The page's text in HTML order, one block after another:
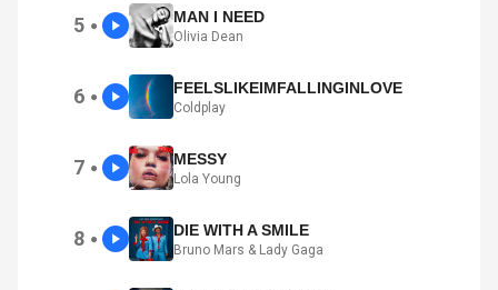
5 ● MAN I NEED
Olivia Dean
6 ● FEELSLIKEIMFALLINGINLOVE
Coldplay
7 ● MESSY
Lola Young
8 ● DIE WITH A SMILE
Bruno Mars & Lady Gaga